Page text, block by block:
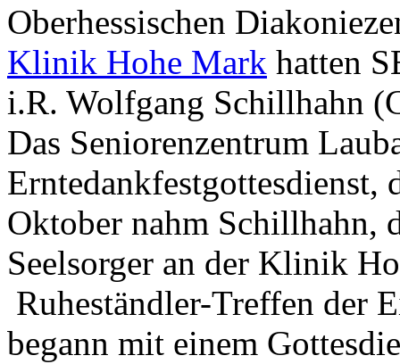
Oberhessischen
Klinik Hohe Mark hatten
i.R. Wolfgang Schillhahn
Das Seniorenzentrum
Oktober nahm Schillhahn,
Seelsorger an der Klinik
Ruheständler-Treffen der
begann mit einem